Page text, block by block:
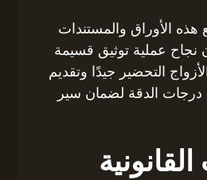
هذه الأوراق والمستندات
عملية توثيق قسيمة
التحضير جيدًا وتقديم
درجات الدقة لضمان سير